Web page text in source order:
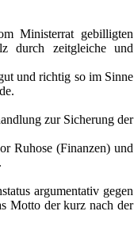
Ministerrat gebilligten
durch zeitgleiche und
und richtig so im Sinne
zur Sicherung der
Ruhose (Finanzen) und
argumentativ gegen
Motto der kurz nach der